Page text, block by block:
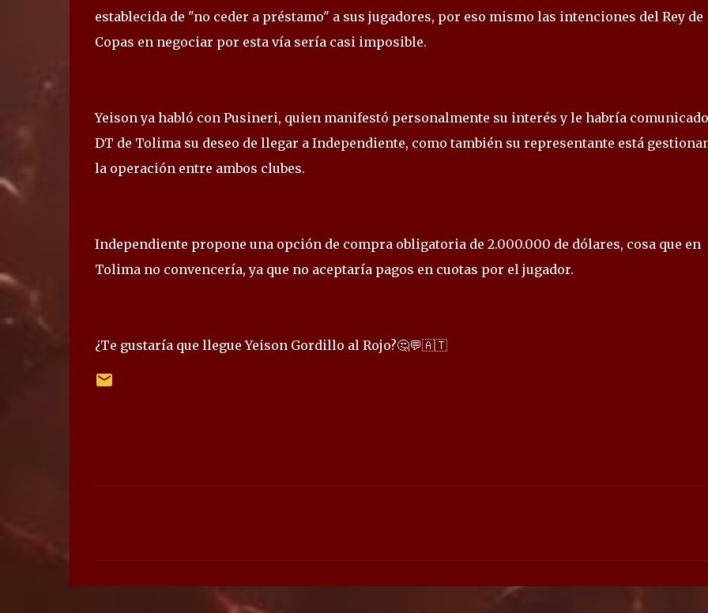
establecida de "no ceder a préstamo" a sus jugadores, por eso mismo las intenciones del Rey de
Copas en negociar por esta vía sería casi imposible.
Yeison ya habló con Pusineri, quien manifestó personalmente su interés y le habría
DT de Tolima su deseo de llegar a Independiente, como también su representante está
la operación entre ambos clubes.
Independiente propone una opción de compra obligatoria de 2.000.000 de dólares, cosa que en
Tolima no convencería, ya que no aceptaría pagos en cuotas por el jugador.
¿Te gustaría que llegue Yeison Gordillo al Rojo?🤔💬🇦🇹